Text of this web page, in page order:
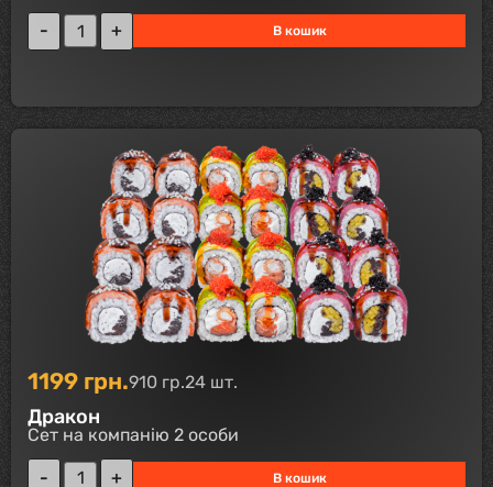
В кошик
1199 грн.910 гр.24 шт.
Дракон
Сет на компанію 2 особи
В кошик